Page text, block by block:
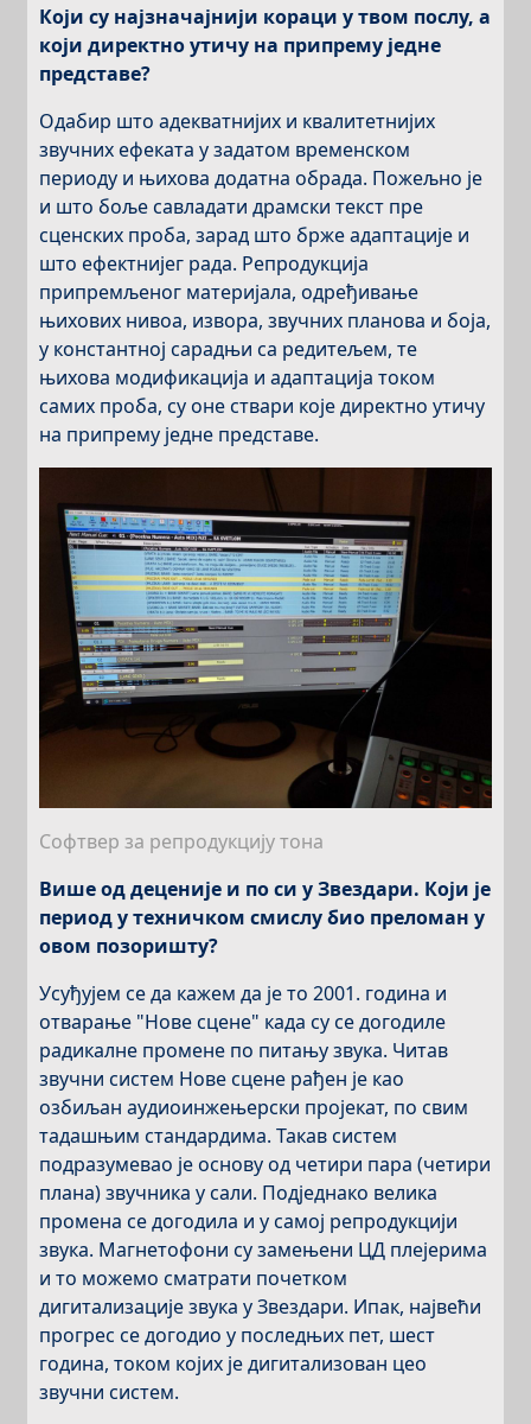
Који су најзначајнији кораци у твом послу, а
који директно утичу на припрему једне
представе?
Одабир што адекватнијих и квалитетнијих
звучних ефеката у задатом временском
периоду и њихова додатна обрада. Пожељно је
и што боље савладати драмски текст пре
сценских проба, зарад што брже адаптације и
што ефектнијег рада. Репродукција
припремљеног материјала, одређивање
њихових нивоа, извора, звучних планова и боја,
у константној сарадњи са редитељем, те
њихова модификација и адаптација током
самих проба, су оне ствари које директно утичу
на припрему једне представе.
Софтвер за репродукцију тона
Више од деценије и по си у Звездари. Који је
период у техничком смислу био преломан у
овом позоришту?
Усуђујем се да кажем да је то 2001. година и
отварање "Нове сцене" када су се догодиле
радикалне промене по питању звука. Читав
звучни систем Нове сцене рађен је као
озбиљан аудиоинжењерски пројекат, по свим
тадашњим стандардима. Такав систем
подразумевао је основу од четири пара (четири
плана) звучника у сали. Подједнако велика
промена се догодила и у самој репродукцији
звука. Магнетофони су замењени ЦД плејерима
и то можемо сматрати почетком
дигитализације звука у Звездари. Ипак, највећи
прогрес се догодио у последњих пет, шест
година, током којих је дигитализован цео
звучни систем.